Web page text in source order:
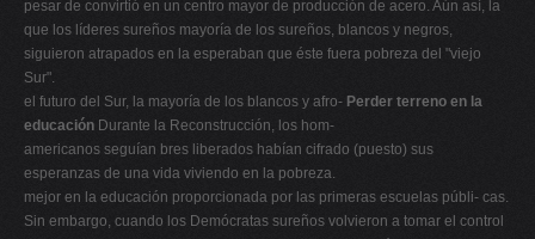
pesar de convirtió en un centro mayor de producción de acero. Aún así, la
que los líderes sureños mayoría de los sureños, blancos y negros,
siguieron atrapados en la esperaban que éste fuera pobreza del "viejo
Sur".
el futuro del Sur, la mayoría de los blancos y afro- Perder terreno en la
educación Durante la Reconstrucción, los hom-
americanos seguían bres liberados habían cifrado (puesto) sus
esperanzas de una vida viviendo en la pobreza.
mejor en la educación proporcionada por las primeras escuelas públi- cas.
Sin embargo, cuando los Demócratas sureños volvieron a tomar el control